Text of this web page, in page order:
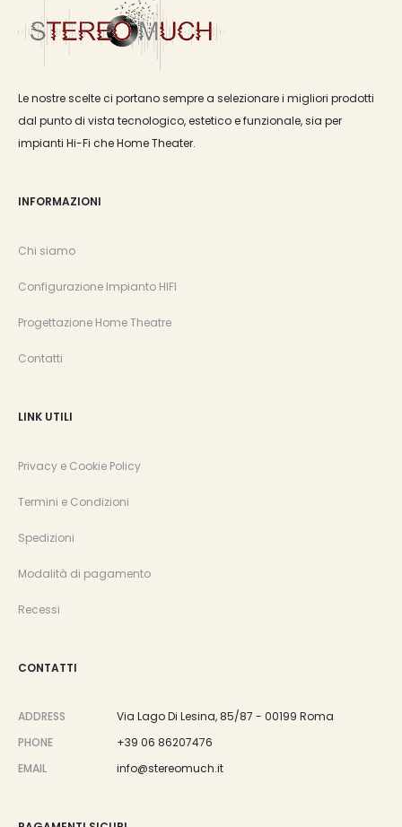
Le nostre scelte ci portano sempre a selezionare i migliori prodotti
dal punto di vista tecnologico, estetico e funzionale, sia per
impianti Hi-Fi che Home Theater.
INFORMAZIONI
Chi siamo
Configurazione Impianto HIFI
Progettazione Home Theatre
Contatti
LINK UTILI
Privacy e Cookie Policy
Termini e Condizioni
Spedizioni
Modalità di pagamento
Recessi
CONTATTI
ADDRESS
Via Lago Di Lesina, 85/87 - 00199 Roma
PHONE
+39 06 86207476
EMAIL
info@stereomuch.it